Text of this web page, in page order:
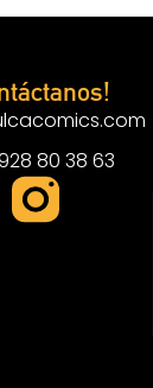
80 38 63